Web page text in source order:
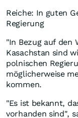
Reiche: In guten
Regierung
"In Bezug auf den
Kasachstan sind
polnischen
möglicherweise
kommen.
"Es ist bekannt,
vorhanden sind",